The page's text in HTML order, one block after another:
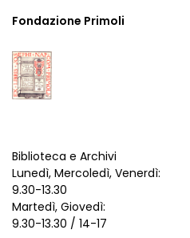
Fondazione Primoli
Biblioteca e Archivi
Lunedì, Mercoledì, Venerdì:
9.30-13.30
Martedì, Giovedì:
9.30-13.30 / 14-17